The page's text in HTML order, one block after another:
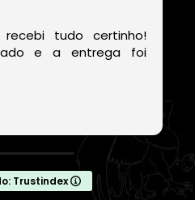
tudo certinho!
e a entrega foi
Trustindex